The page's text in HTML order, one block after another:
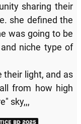
sharing their
she defined the
was going to be
niche type of
their light, and as
from how high
sky,,,
BD 2025